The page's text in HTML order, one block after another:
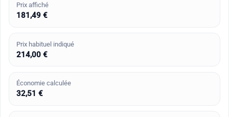
Prix affiché
181,49 €
Prix habituel indiqué
214,00 €
Économie calculée
32,51 €